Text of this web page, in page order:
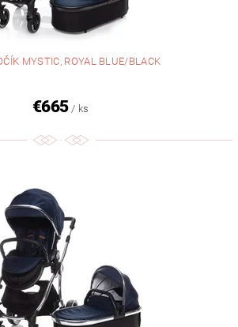
MYSTIC, ROYAL BLUE/BLACK
€665 / ks